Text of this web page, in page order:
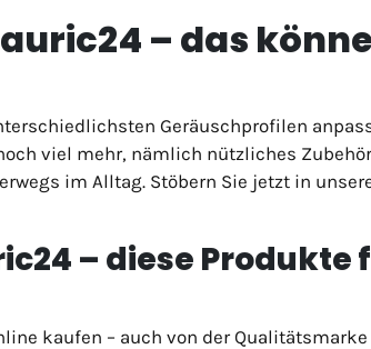
– das
Geräuschprofilen
viel mehr, nämlich nützliches
im Alltag. Stöbern Sie jetzt in
– diese
kaufen – auch von der